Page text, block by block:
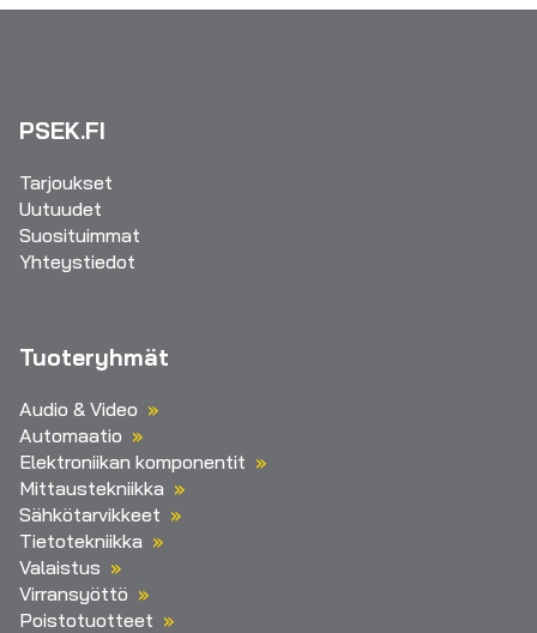
PSEK.FI
Tarjoukset
Uutuudet
Suosituimmat
Yhteystiedot
Tuoteryhmät
Audio & Video
Automaatio
Elektroniikan komponentit
Mittaustekniikka
Sähkötarvikkeet
Tietotekniikka
Valaistus
Virransyöttö
Poistotuotteet